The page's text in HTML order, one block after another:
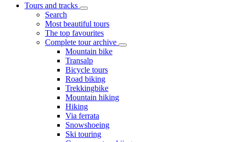
Tours and tracks
Search
Most beautiful tours
The top favourites
Complete tour archive
Mountain bike
Transalp
Bicycle tours
Road biking
Trekkingbike
Mountain hiking
Hiking
Via ferrata
Snowshoeing
Ski touring